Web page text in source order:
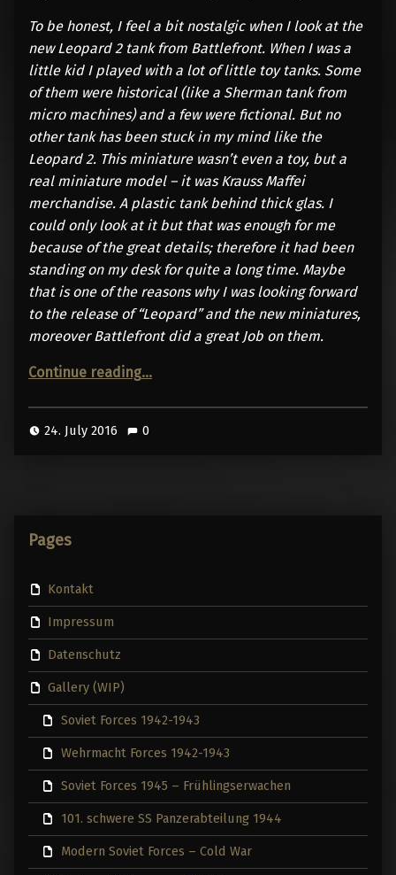
To be honest, I feel a bit nostalgic when I look at the
new Leopard 2 tank from Battlefront. When I was a
little kid I played with a lot of little toy tanks. Some
of them were historical (like a Sherman tank from
micro machines) and a few were fictional. But no
other tank has been stuck in my mind like the
Leopard 2. This miniature wasn’t even a toy, but a
real miniature model – it was Krauss Maffei
merchandise. A plastic tank behind thick glas. I
could only look at it but that was enough for me
because of the great details; therefore it had been
standing on my desk for quite a long time. Maybe
that is one of the reasons why I was looking forward
to the release of “Leopard” and the new miniatures,
moreover Battlefront did a great Job on them.
Continue reading“Leopard – Unboxing Kampfgruppe Müller”
…
24. July 2016 0
Pages
Kontakt
Impressum
Datenschutz
Gallery (WIP)
Soviet Forces 1942-1943
Wehrmacht Forces 1942-1943
Soviet Forces 1945 – Frühlingserwachen
101. schwere SS Panzerabteilung 1944
Modern Soviet Forces – Cold War